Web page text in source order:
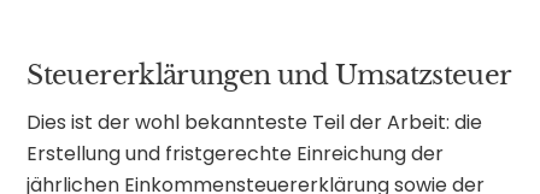
Steuererklärungen und Umsatzsteuer
Dies ist der wohl bekannteste Teil der Arbeit: die
Erstellung und fristgerechte Einreichung der
jährlichen Einkommensteuererklärung sowie der